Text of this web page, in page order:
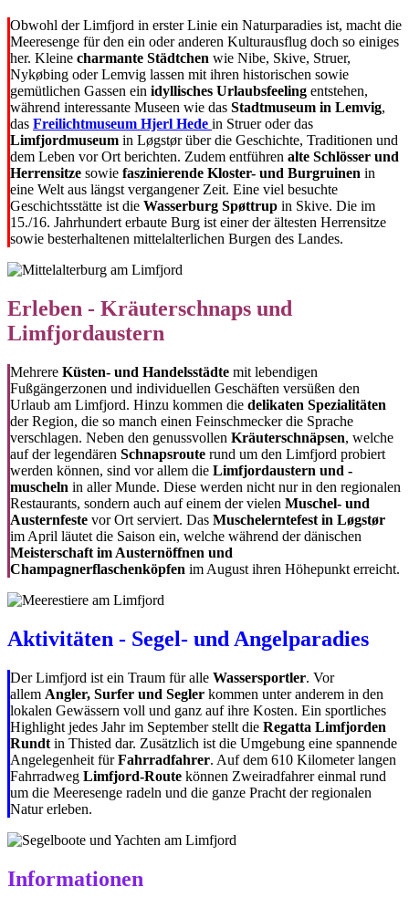
Obwohl der Limfjord in erster Linie ein Naturparadies ist, macht die
Meeresenge für den ein oder anderen Kulturausflug doch so einiges
her. Kleine charmante Städtchen wie Nibe, Skive, Struer,
Nykøbing oder Lemvig lassen mit ihren historischen sowie
gemütlichen Gassen ein idyllisches Urlaubsfeeling entstehen,
während interessante Museen wie das Stadtmuseum in Lemvig,
das Freilichtmuseum Hjerl Hede in Struer oder das
Limfjordmuseum in Løgstør über die Geschichte, Traditionen und
dem Leben vor Ort berichten. Zudem entführen alte Schlösser und
Herrensitze sowie faszinierende Kloster- und Burgruinen in
eine Welt aus längst vergangener Zeit. Eine viel besuchte
Geschichtsstätte ist die Wasserburg Spøttrup in Skive. Die im
15./16. Jahrhundert erbaute Burg ist einer der ältesten Herrensitze
sowie besterhaltenen mittelalterlichen Burgen des Landes.
Erleben - Kräuterschnaps und
Limfjordaustern
Mehrere Küsten- und Handelsstädte mit lebendigen
Fußgängerzonen und individuellen Geschäften versüßen den
Urlaub am Limfjord. Hinzu kommen die delikaten Spezialitäten
der Region, die so manch einen Feinschmecker die Sprache
verschlagen. Neben den genussvollen Kräuterschnäpsen, welche
auf der legendären Schnapsroute rund um den Limfjord probiert
werden können, sind vor allem die Limfjordaustern und -
muscheln in aller Munde. Diese werden nicht nur in den regionalen
Restaurants, sondern auch auf einem der vielen Muschel- und
Austernfeste vor Ort serviert. Das Muschelerntefest in Løgstør
im April läutet die Saison ein, welche während der dänischen
Meisterschaft im Austernöffnen und
Champagnerflaschenköpfen im August ihren Höhepunkt erreicht.
Aktivitäten - Segel- und Angelparadies
Der Limfjord ist ein Traum für alle Wassersportler. Vor
allem Angler, Surfer und Segler kommen unter anderem in den
lokalen Gewässern voll und ganz auf ihre Kosten. Ein sportliches
Highlight jedes Jahr im September stellt die Regatta Limfjorden
Rundt in Thisted dar. Zusätzlich ist die Umgebung eine spannende
Angelegenheit fürFahrradfahrer. Auf dem 610 Kilometer langen
Fahrradweg Limfjord-Route können Zweiradfahrer einmal rund
um die Meeresenge radeln und die ganze Pracht der regionalen
Natur erleben.
Informationen